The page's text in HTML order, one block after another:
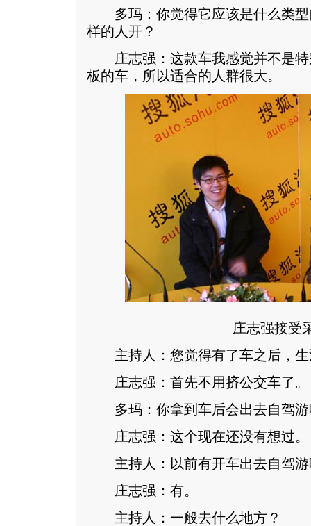
多玛：你觉得它应该是什么类型
样的人开？
庄志强：这款车我感觉并不是特
板的车，所以适合的人群很大。
庄志强接受
主持人：您觉得有了车之后，生
庄志强：首先不用挤公交车了。
多玛：你拿到车后会出去自驾游
庄志强：这个现在还没有想过。
主持人：以前有开车出去自驾游
庄志强：有。
主持人：一般去什么地方？